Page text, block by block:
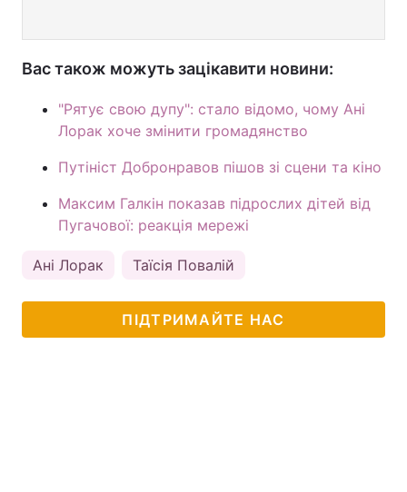
Вас також можуть зацікавити новини:
"Рятує свою дупу": стало відомо, чому Ані
Лорак хоче змінити громадянство
Путініст Добронравов пішов зі сцени та кіно
Максим Галкін показав підрослих дітей від
Пугачової: реакція мережі
Ані Лорак Таїсія Повалій
ПІДТРИМАЙТЕ НАС